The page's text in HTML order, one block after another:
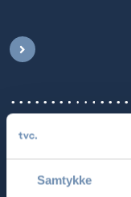
Samtykke
Konkursrådet
Blandt andet